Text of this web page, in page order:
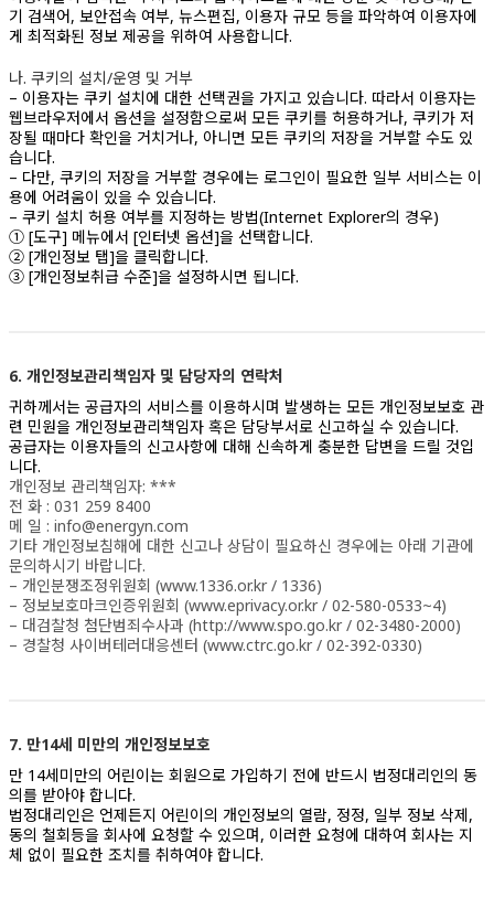
기 검색어, 보안접속 여부, 뉴스편집, 이용자 규모 등을 파악하여 이용자에
게 최적화된 정보 제공을 위하여 사용합니다.
나. 쿠키의 설치/운영 및 거부
– 이용자는 쿠키 설치에 대한 선택권을 가지고 있습니다. 따라서 이용자는
웹브라우저에서 옵션을 설정함으로써 모든 쿠키를 허용하거나, 쿠키가 저
장될 때마다 확인을 거치거나, 아니면 모든 쿠키의 저장을 거부할 수도 있
습니다.
– 다만, 쿠키의 저장을 거부할 경우에는 로그인이 필요한 일부 서비스는 이
용에 어려움이 있을 수 있습니다.
– 쿠키 설치 허용 여부를 지정하는 방법(Internet Explorer의 경우)
① [도구] 메뉴에서 [인터넷 옵션]을 선택합니다.
② [개인정보 탭]을 클릭합니다.
③ [개인정보취급 수준]을 설정하시면 됩니다.
6. 개인정보관리책임자 및 담당자의 연락처
귀하께서는 공급자의 서비스를 이용하시며 발생하는 모든 개인정보보호 관
련 민원을 개인정보관리책임자 혹은 담당부서로 신고하실 수 있습니다.
공급자는 이용자들의 신고사항에 대해 신속하게 충분한 답변을 드릴 것입
니다.
개인정보 관리책임자: ***
전 화 : 031 259 8400
메 일 : info@energyn.com
기타 개인정보침해에 대한 신고나 상담이 필요하신 경우에는 아래 기관에
문의하시기 바랍니다.
– 개인분쟁조정위원회 (www.1336.or.kr / 1336)
– 정보보호마크인증위원회 (www.eprivacy.or.kr / 02-580-0533~4)
– 대검찰청 첨단범죄수사과 (http://www.spo.go.kr / 02-3480-2000)
– 경찰청 사이버테러대응센터 (www.ctrc.go.kr / 02-392-0330)
7. 만14세 미만의 개인정보보호
만 14세미만의 어린이는 회원으로 가입하기 전에 반드시 법정대리인의 동
의를 받아야 합니다.
법정대리인은 언제든지 어린이의 개인정보의 열람, 정정, 일부 정보 삭제,
동의 철회등을 회사에 요청할 수 있으며, 이러한 요청에 대하여 회사는 지
체 없이 필요한 조치를 취하여야 합니다.